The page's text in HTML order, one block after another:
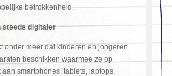
betrokkenheid.
steeds digitaler
onder meer dat kinderen en jongeren
beschikken waarmee ze op
smartphones, tablets, laptops,